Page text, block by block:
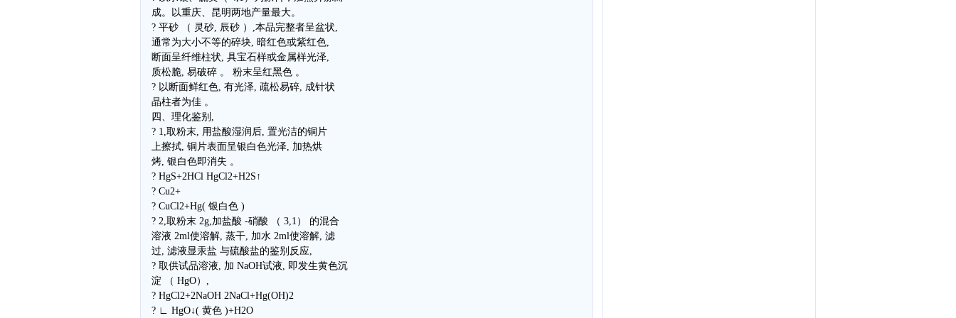
成。以重庆、昆明两地产量最大。
? 平砂 （ 灵砂, 辰砂 ）,本品完整者呈盆状,
通常为大小不等的碎块, 暗红色或紫红色,
断面呈纤维柱状, 具宝石样或金属样光泽,
质松脆, 易破碎 。 粉末呈红黑色 。
? 以断面鲜红色, 有光泽, 疏松易碎, 成针状
晶柱者为佳 。
四、理化鉴别,
? 1,取粉末, 用盐酸湿润后, 置光洁的铜片
上擦拭, 铜片表面呈银白色光泽, 加热烘
烤, 银白色即消失 。
? HgS+2HCl HgCl2+H2S↑
? Cu2+
? CuCl2+Hg( 银白色 )
? 2,取粉末 2g,加盐酸 -硝酸 （ 3,1） 的混合
溶液 2ml使溶解, 蒸干, 加水 2ml使溶解, 滤
过, 滤液显汞盐 与硫酸盐的鉴别反应,
? 取供试品溶液, 加 NaOH试液, 即发生黄色沉
淀 （ HgO）,
? HgCl2+2NaOH 2NaCl+Hg(OH)2
? ∟ HgO↓( 黄色 )+H2O